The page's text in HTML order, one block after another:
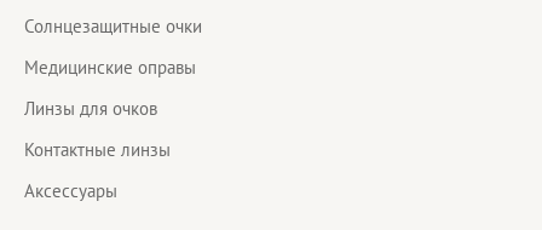
Солнцезащитные очки
Медицинские оправы
Линзы для очков
Контактные линзы
Аксессуары